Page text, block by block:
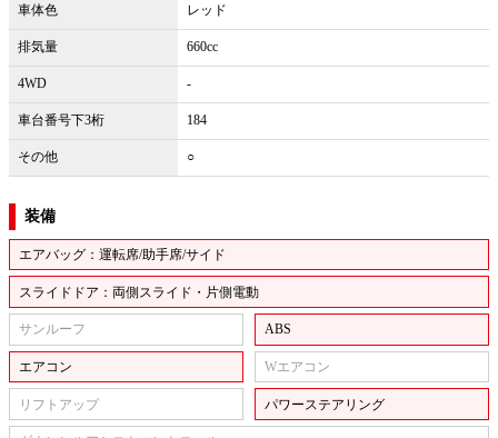
車体色 レッド
排気量 660cc
4WD -
車台番号下3桁 184
その他 ○
装備
エアバッグ：運転席/助手席/サイド
スライドドア：両側スライド・片側電動
サンルーフ ABS
エアコン Wエアコン
リフトアップ パワーステアリング